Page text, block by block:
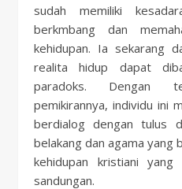
sudah memiliki
berkmbang dan
kehidupan. Ia sekarang
realita hidup dapat
paradoks. Dengan
pemikirannya, individu ini
berdialog dengan tulus
belakang dan agama yang
kehidupan kristiani
sandungan.